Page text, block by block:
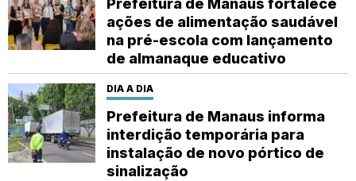
Prefeitura de Manaus fortalece
ações de alimentação saudável
na pré-escola com lançamento
de almanaque educativo
DIA A DIA
Prefeitura de Manaus informa
interdição temporária para
instalação de novo pórtico de
sinalização